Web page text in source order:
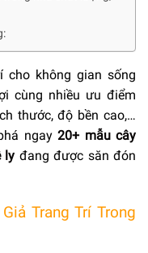
cho không gian sống
cùng nhiều ưu điểm
thước, độ bền cao,…
ngay20+ mẫu cây
ly đang được săn đón
Trang Trí Trong